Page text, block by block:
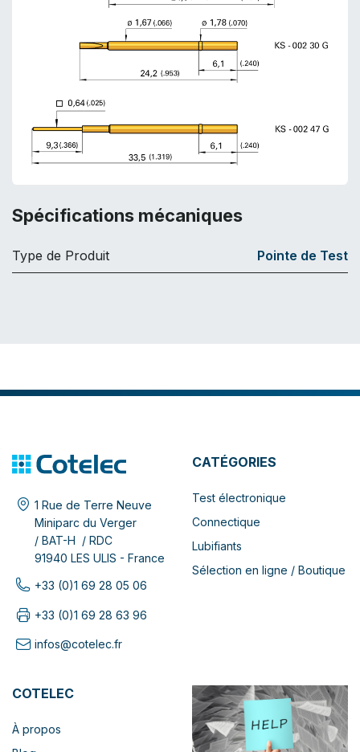
Spécifications mécaniques
Type de Produit Pointe de Test
1 Rue de Terre Neuve
Miniparc du Verger
/ BAT-H / RDC
91940 LES ULIS - France
+33 (0)1 69 28 05 06
+33 (0)1 69 28 63 96
infos@cotelec.fr
CATÉGORIES
Test électronique
Connectique
Lubifiants
Sélection en ligne / Boutique
COTELEC
À propos